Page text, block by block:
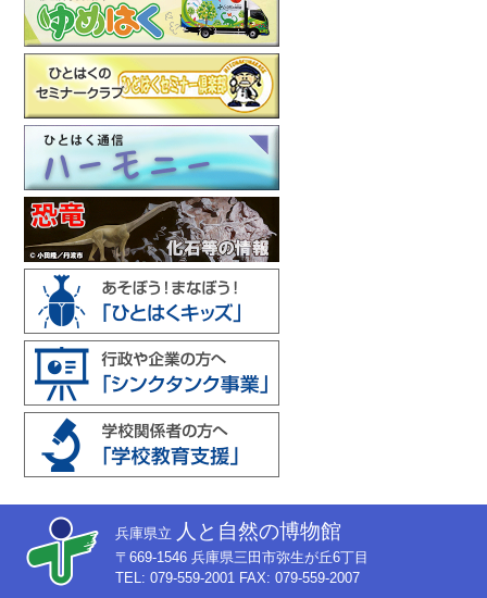
兵庫県立 人と自然の博物館
〒669-1546 兵庫県三田市弥生が丘6丁目
TEL: 079-559-2001 FAX: 079-559-2007